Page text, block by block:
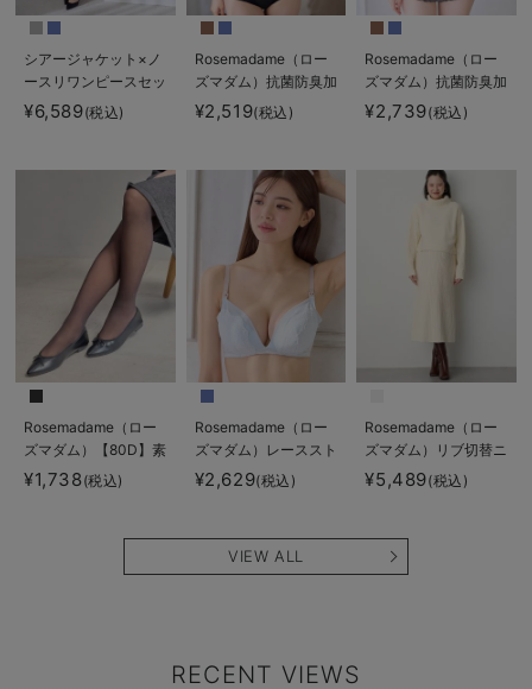
シアージャケット×ノ
ースリワンピースセッ
ト マタニティ・産後
【産後も長く着れる】
ズマダム）
¥6,589(税込)
Rosemadame（ロー
ズマダム）抗菌防臭加
工バイカラー授乳ブラ
¥2,519(税込)
Rosemadame（ロー
ズマダム）抗菌防臭加
工バイカラー授乳キャ
ミソール
¥2,739(税込)
Rosemadame（ロー
ズマダム）【80D】素
肌見えフェイクマタニ
ティタイツ【出産後も
¥1,738(税込)
Rosemadame（ロー
ズマダム）レーススト
ラップオープン授乳ブ
¥2,629(税込)
Rosemadame（ロー
ズマダム）リブ切替ニ
ットワンピ マタニテ
ィ・授乳服【産後まで
¥5,489(税込)
VIEW ALL
RECENT VIEWS